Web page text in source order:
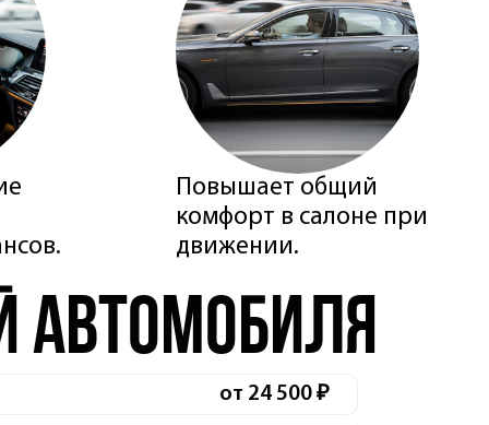
Повышает общий
комфорт в салоне при
движении.
автомобиля
от 24 500 ₽